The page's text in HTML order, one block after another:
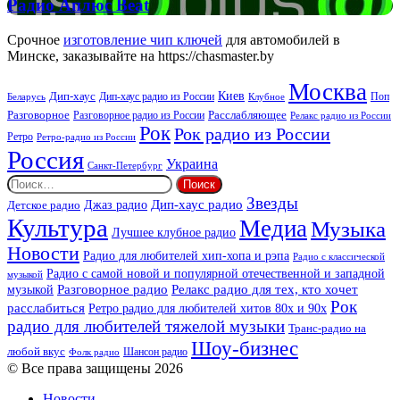
Аплюс
Beat
Радио Аплюс Beat
Срочное изготовление чип ключей для автомобилей в
Минске, заказывайте на https://chasmaster.by
Беларусь Дип-хаус Дип-хаус радио из России Киев Клубное Москва Поп
Разговорное Разговорное радио из России Расслабляющее Релакс радио из России
Ретро Ретро-радио из России РокРок радио из России
Россия Санкт-Петербург Украина
Найти:
Детское радио Джаз радио Дип-хаус радио Звезды
Культура Лучшее клубное радио МедиаМузыка
Новости Радио для любителей хип-хопа и рэпа Радио с классической
музыкой Радио с самой новой и популярной отечественной и западной
музыкой Разговорное радио Релакс радио для тех, кто хочет
расслабиться Ретро радио для любителей хитов 80х и 90х Рок
радио для любителей тяжелой музыки Транс-радио на
любой вкус Фолк радио Шансон радио Шоу-бизнес
© Все права защищены 2026